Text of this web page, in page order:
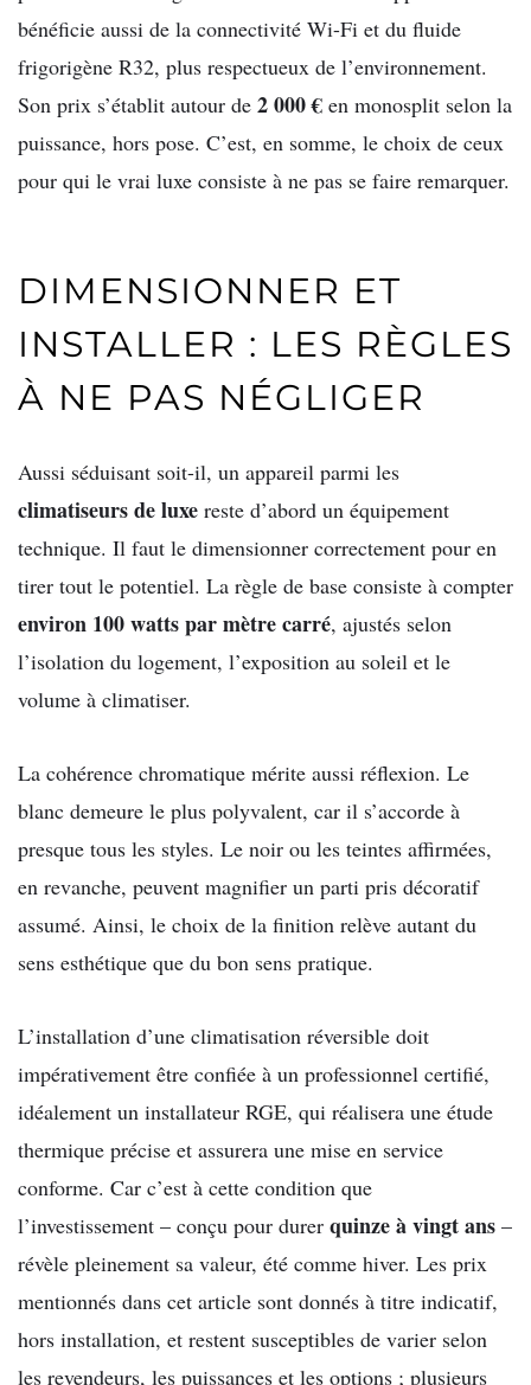
bénéficie aussi de la connectivité Wi-Fi et du fluide
frigorigène R32, plus respectueux de l’environnement.
Son prix s’établit autour de 2 000 € en monosplit selon la
puissance, hors pose. C’est, en somme, le choix de ceux
pour qui le vrai luxe consiste à ne pas se faire remarquer.
DIMENSIONNER ET
INSTALLER : LES RÈGLES
À NE PAS NÉGLIGER
Aussi séduisant soit-il, un appareil parmi les
climatiseurs de luxe reste d’abord un équipement
technique. Il faut le dimensionner correctement pour en
tirer tout le potentiel. La règle de base consiste à compter
environ 100 watts par mètre carré, ajustés selon
l’isolation du logement, l’exposition au soleil et le
volume à climatiser.
La cohérence chromatique mérite aussi réflexion. Le
blanc demeure le plus polyvalent, car il s’accorde à
presque tous les styles. Le noir ou les teintes affirmées,
en revanche, peuvent magnifier un parti pris décoratif
assumé. Ainsi, le choix de la finition relève autant du
sens esthétique que du bon sens pratique.
L’installation d’une climatisation réversible doit
impérativement être confiée à un professionnel certifié,
idéalement un installateur RGE, qui réalisera une étude
thermique précise et assurera une mise en service
conforme. Car c’est à cette condition que
l’investissement – conçu pour durer quinze à vingt ans –
révèle pleinement sa valeur, été comme hiver. Les prix
mentionnés dans cet article sont donnés à titre indicatif,
hors installation, et restent susceptibles de varier selon
les revendeurs, les puissances et les options ; plusieurs